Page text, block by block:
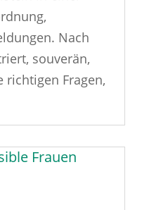
Nach
souverän,
richtigen Fragen,